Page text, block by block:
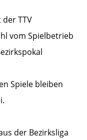
TTV
vom Spielbetrieb
Spiele bleiben
der Bezirksliga